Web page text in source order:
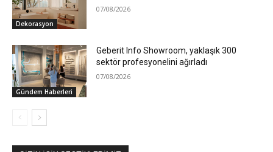
Dekorasyon
07/08/2026
Gündem Haberleri
Geberit Info Showroom, yaklaşık 300
sektör profesyonelini ağırladı
07/08/2026